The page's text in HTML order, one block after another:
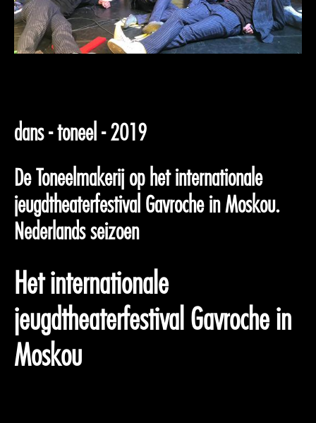
dans - toneel - 2019
De Toneelmakerij op het internationale
jeugdtheaterfestival Gavroche in Moskou.
Nederlands seizoen
Het internationale
jeugdtheaterfestival Gavroche in
Moskou